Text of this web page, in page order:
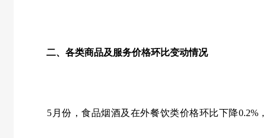
二、各类商品及服务价格环比变动情况
5 月份，食品烟酒及在外餐饮类价格环比下降0.2%